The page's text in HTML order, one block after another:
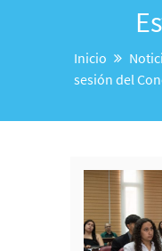
Inicio
sesión del